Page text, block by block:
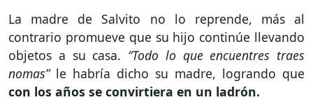
La madre de Salvito no lo reprende, más al
contrario promueve que su hijo continúe llevando
objetos a su casa. “Todo lo que encuentres traes
nomas”le habría dicho su madre, logrando que
con los años se convirtiera en un ladrón.